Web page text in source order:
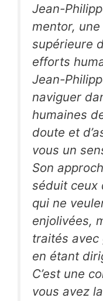
Jean-
mentor,
supérieure
efforts
Jean-
naviguer
humaines
doute et
vous un
Son
séduit ceux
qui ne
enjolivées,
traités avec
en étant
C’est une
vous avez